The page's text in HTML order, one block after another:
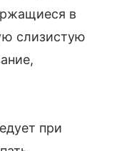
в
слизистую
при